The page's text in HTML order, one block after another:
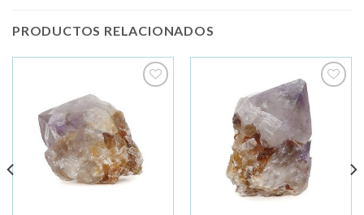
PRODUCTOS RELACIONADOS
lista de
deseos